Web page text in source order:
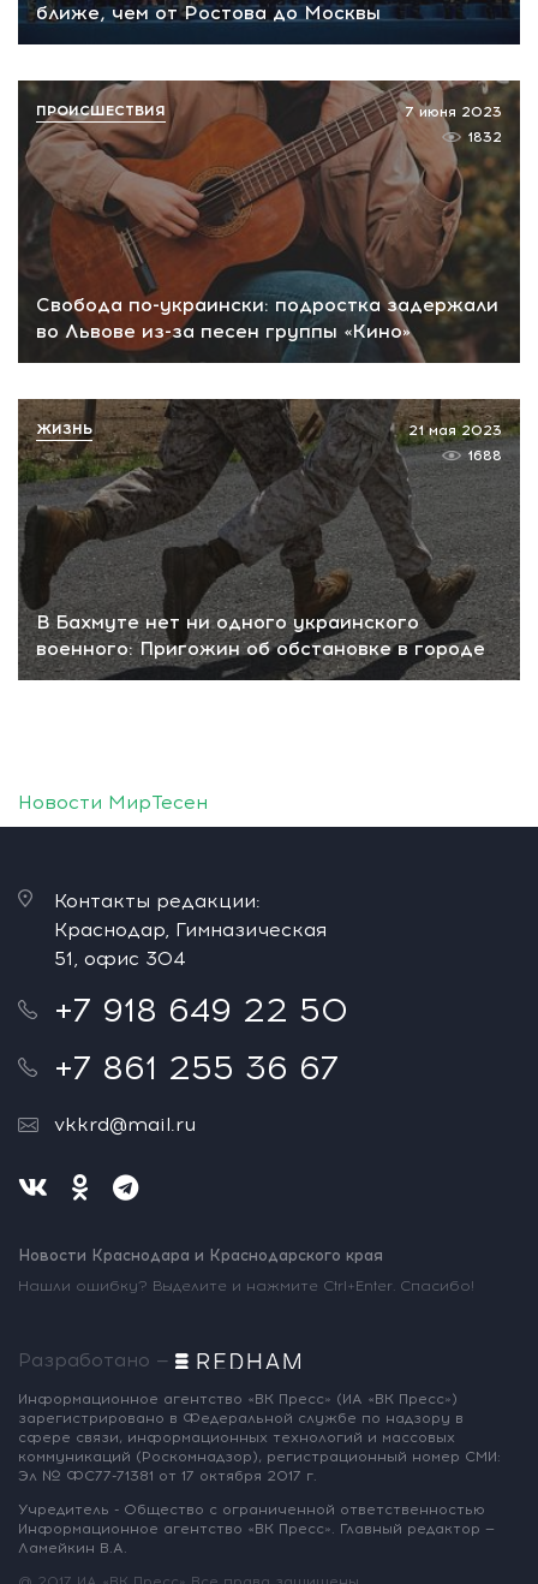
ближе, чем от Ростова до Москвы
Свобода по-украински: подростка задержали
во Львове из-за песен группы «Кино»
7 июня 2023
1832
ПРОИСШЕСТВИЯ
В Бахмуте нет ни одного украинского
военного: Пригожин об обстановке в городе
21 мая 2023
1688
ЖИЗНЬ
Новости МирТесен
Контакты редакции:
Краснодар, Гимназическая
51, офис 304
+7 918 649 22 50
+7 861 255 36 67
vkkrd@mail.ru
Новости Краснодара и Краснодарского края
Нашли ошибку? Выделите и нажмите Ctrl+Enter. Спасибо!
Разработано —
Информационное агентство «ВК Пресс» (ИА «ВК Пресс»)
зарегистрировано в Федеральной службе по надзору в
сфере связи, информационных технологий и массовых
коммуникаций (Роскомнадзор), регистрационный номер СМИ:
Эл № ФС77-71381 от 17 октября 2017 г.
Учредитель - Общество с ограниченной ответственностью
Информационное агентство «ВК Пресс». Главный редактор —
Ламейкин В.А.